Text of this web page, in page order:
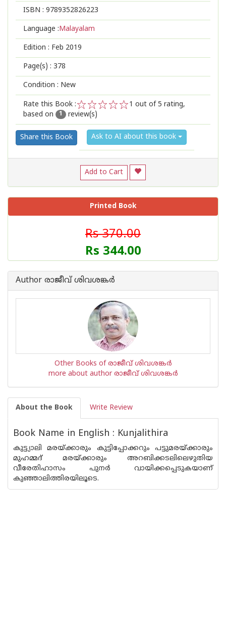
ISBN : 9789352826223
Language :Malayalam
Edition : Feb 2019
Page(s) : 378
Condition : New
Rate this Book :
2
1
1 out of 5 rating,
based on
1 review(s)
Share this Book Ask to AI about this book
Add to Cart
Printed Book
Rs 370.00
Rs 344.00
Author രാജീവ് ശിവശങ്കര്‍
Other Books of രാജീവ് ശിവശങ്കര്‍
more about author രാജീവ് ശിവശങ്കര്‍
About the Book Write Review
Book Name in English : Kunjalithira
കുട്ട്യാലി മരയ്ക്കാരും കുട്ടിപ്പോക്കറും പട്ടുമരയ്ക്കാരും
മുഹമ്മദ് മരയ്ക്കാരും അറബിക്കടലിലെഴുതിയ
വീരേതിഹാസം പുനര്‍ വായിക്കപ്പെടുകയാണ്
കുഞ്ഞാലിത്തിരയിലൂടെ.